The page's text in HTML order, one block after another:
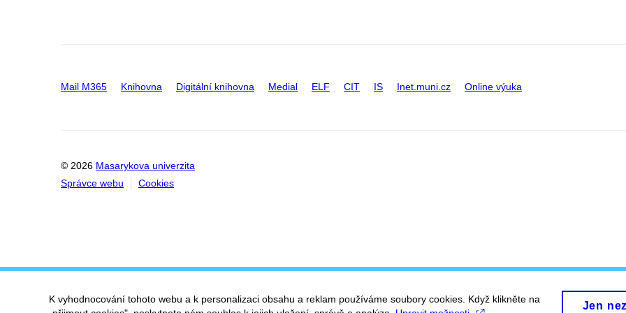
Mail M365 Knihovna Digitální knihovna Medial ELF CIT IS Inet.muni.cz Online výuka
© 2026 Masarykova univerzita
Správce webu
Cookies
K vyhodnocování tohoto webu a k personalizaci obsahu a reklam používáme soubory cookies. Když klikněte na
Jen